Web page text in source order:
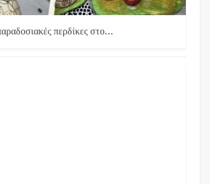
περδίκες στο…